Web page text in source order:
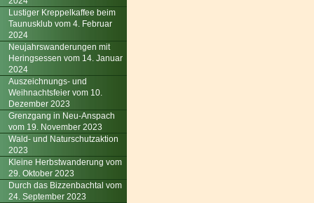
Lustiger Kreppelkaffee beim
Taunusklub vom 4. Februar
2024
Neujahrswanderungen mit
Heringsessen vom 14. Januar
2024
Auszeichnungs- und
Weihnachtsfeier vom 10.
Dezember 2023
Grenzgang in Neu-Anspach
vom 19. November 2023
Wald- und Naturschutzaktion
2023
Kleine Herbstwanderung vom
29. Oktober 2023
Durch das Bizzenbachtal vom
24. September 2023